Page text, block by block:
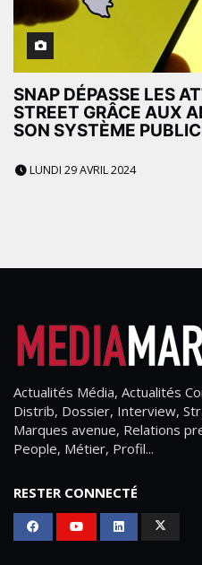
SNAP DÉPASSE LES
STREET GRÂCE AUX
SON SYSTÈME
LUNDI 29 AVRIL 2024
Actualités Média, Actualités
Distrib, Dossier, Interview,
Marques avenue, Relations
People, Métier, Profil...
RESTER CONNECTÉ